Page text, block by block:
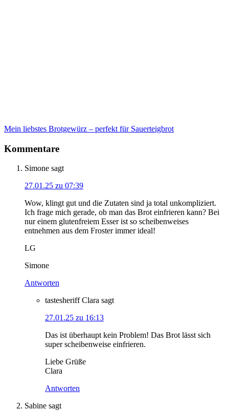
Mein liebstes Brotgewürz – perfekt für Sauerteigbrot
Kommentare
Simone sagt
27.01.25 zu 07:39
Wow, klingt gut und die Zutaten sind ja total unkompliziert.
Ich frage mich gerade, ob man das Brot einfrieren kann? Bei
nur einem glutenfreiem Esser ist so scheibenweises
entnehmen aus dem Froster immer ideal!
LG
Simone
Antworten
tastesheriff Clara sagt
27.01.25 zu 16:13
Das ist überhaupt kein Problem! Das Brot lässt sich
super scheibenweise einfrieren.
Liebe Grüße
Clara
Antworten
Sabine sagt